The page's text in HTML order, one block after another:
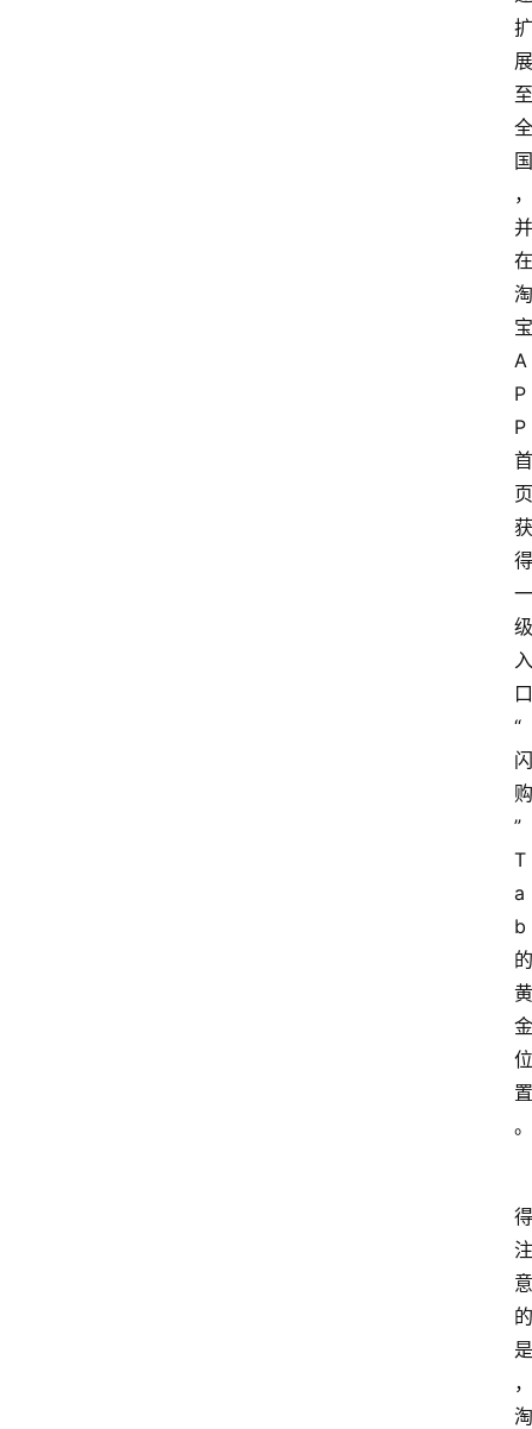
扩
展
至
全
国
，
并
在
淘
宝
A
P
P
首
页
获
得
一
级
入
口
“
闪
购
”
T
a
b
的
黄
金
位
置
。
得
注
意
的
是
，
淘